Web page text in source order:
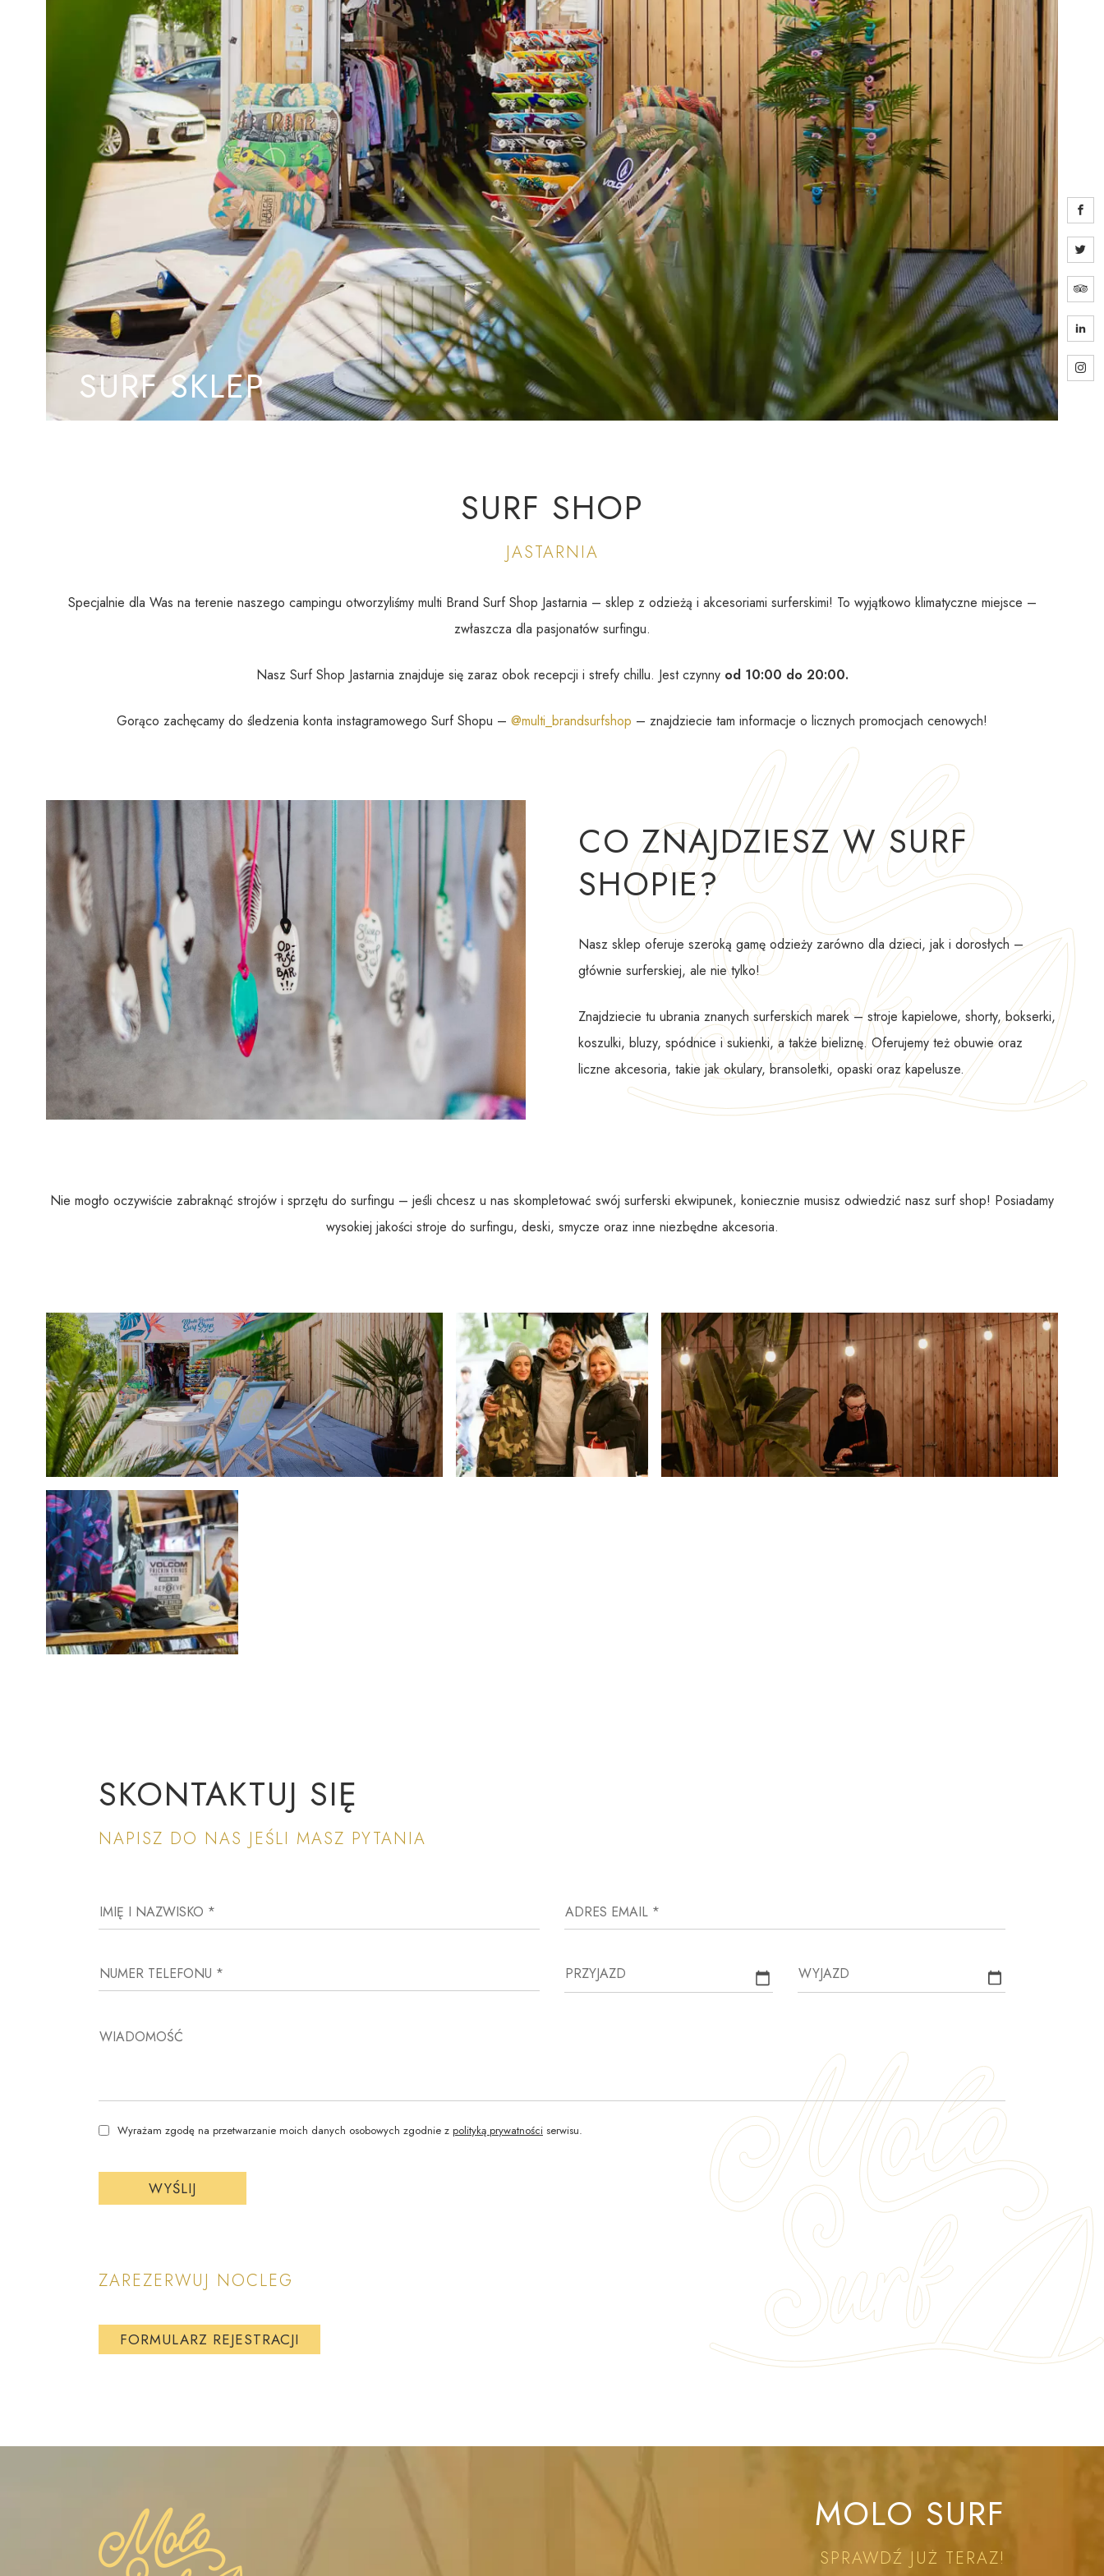
SURF SKLEP
SURF SHOP
JASTARNIA
Specjalnie dla Was na terenie naszego campingu otworzyliśmy multi Brand Surf Shop Jastarnia – sklep z odzieżą i akcesoriami surferskimi! To wyjątkowo klimatyczne miejsce –
zwłaszcza dla pasjonatów surfingu.
Nasz Surf Shop Jastarnia znajduje się zaraz obok recepcji i strefy chillu. Jest czynny od 10:00 do 20:00.
Gorąco zachęcamy do śledzenia konta instagramowego Surf Shopu – @multi_brandsurfshop – znajdziecie tam informacje o licznych promocjach cenowych!
CO ZNAJDZIESZ W SURF
SHOPIE?
Nasz sklep oferuje szeroką gamę odzieży zarówno dla dzieci, jak i dorosłych –
głównie surferskiej, ale nie tylko!
Znajdziecie tu ubrania znanych surferskich marek – stroje kapielowe, shorty, bokserki,
koszulki, bluzy, spódnice i sukienki, a także bieliznę. Oferujemy też obuwie oraz
liczne akcesoria, takie jak okulary, bransoletki, opaski oraz kapelusze.
Nie mogło oczywiście zabraknąć strojów i sprzętu do surfingu – jeśli chcesz u nas skompletować swój surferski ekwipunek, koniecznie musisz odwiedzić nasz surf shop! Posiadamy
wysokiej jakości stroje do surfingu, deski, smycze oraz inne niezbędne akcesoria.
MOLO SURF
SPRAWDŹ JUŻ TERAZ!
SKONTAKTUJ SIĘ
NAPISZ DO NAS JEŚLI MASZ PYTANIA
IMIĘ I NAZWISKO * ADRES EMAIL *
NUMER TELEFONU * PRZYJAZD WYJAZD
WIADOMOŚĆ
Wyrażam zgodę na przetwarzanie moich danych osobowych zgodnie z polityką prywatności serwisu.
ZAREZERWUJ NOCLEG
FORMULARZ REJESTRACJI